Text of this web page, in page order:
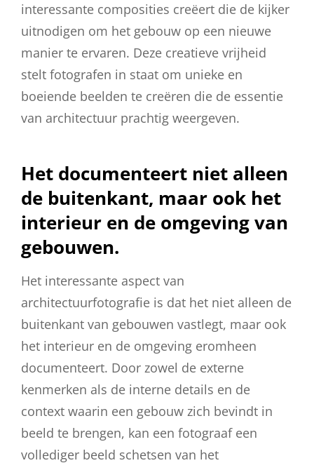
interessante composities creëert die de kijker
uitnodigen om het gebouw op een nieuwe
manier te ervaren. Deze creatieve vrijheid
stelt fotografen in staat om unieke en
boeiende beelden te creëren die de essentie
van architectuur prachtig weergeven.
Het documenteert niet alleen
de buitenkant, maar ook het
interieur en de omgeving van
gebouwen.
Het interessante aspect van
architectuurfotografie is dat het niet alleen de
buitenkant van gebouwen vastlegt, maar ook
het interieur en de omgeving eromheen
documenteert. Door zowel de externe
kenmerken als de interne details en de
context waarin een gebouw zich bevindt in
beeld te brengen, kan een fotograaf een
vollediger beeld schetsen van het